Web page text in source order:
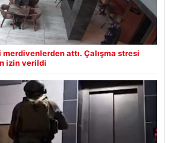
attı. Çalışma stresi
izin verildi